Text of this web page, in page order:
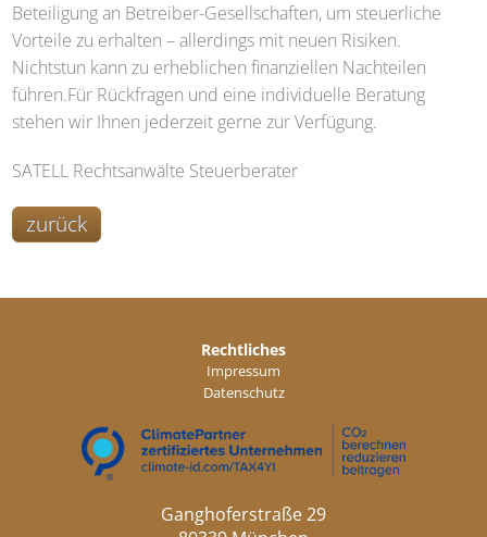
Beteiligung an Betreiber-Gesellschaften, um steuerliche
Vorteile zu erhalten – allerdings mit neuen Risiken.
Nichtstun kann zu erheblichen finanziellen Nachteilen
führen.Für Rückfragen und eine individuelle Beratung
stehen wir Ihnen jederzeit gerne zur Verfügung.
SATELL Rechtsanwälte Steuerberater
zurück
Rechtliches
Impressum
Datenschutz
Ganghoferstraße 29